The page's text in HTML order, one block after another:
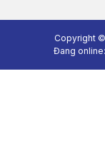
Copyright ©
Đang online: